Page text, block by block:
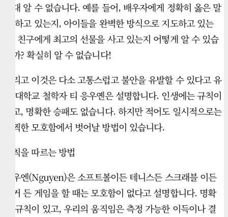
절대 알 수 없습니다. 예를 들어, 배우자에게 정확히 옳은 말
을 하고 있는지, 아이들을 완벽한 방식으로 지도하고 있는
지, 친구에게 최고의 선물을 사고 있는지 어떻게 알 수 있습
니까? 확실히 알 수 없습니다!
그리고 이것은 다소 고통스럽고 불안을 유발할 수 있다고 유
타 대학교 철학자 티 응우옌은 설명합니다. 인생에는 규칙이
없고, 명확한 승패도 없습니다. 하지만 적어도 일시적으로는
끔찍한 모호함에서 벗어날 방법이 있습니다.
규칙을 따르는 방법
응우엔(Nguyen)은 소프트볼이든 테니스든 스크래블 이든
포커 든 게임을 할 때는 모호함이 없다고 설명합니다. 명확
한 규칙이 있고, 우리의 움직임은 측정 가능한 이득이나 결